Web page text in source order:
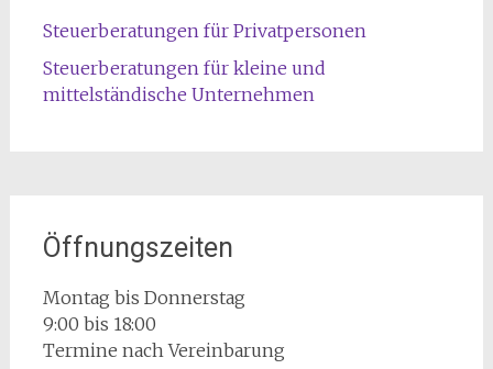
Steuerberatungen für Privatpersonen
Steuerberatungen für kleine und
mittelständische Unternehmen
Öffnungszeiten
Montag bis Donnerstag
9:00 bis 18:00
Termine nach Vereinbarung